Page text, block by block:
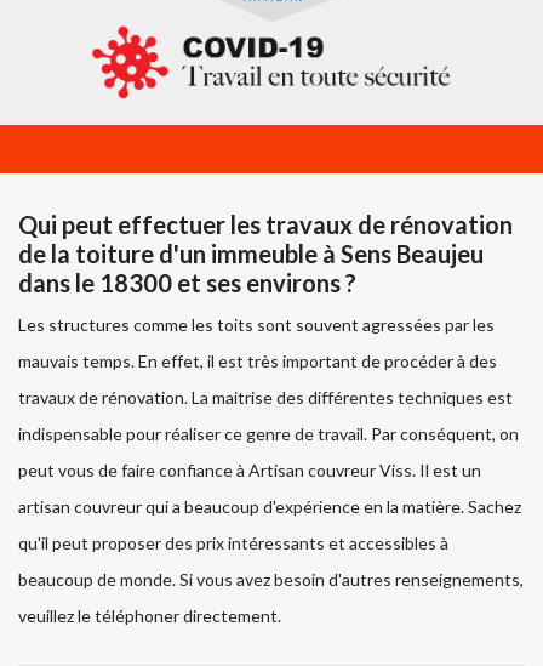
Qui peut effectuer les travaux de rénovation
de la toiture d'un immeuble à Sens Beaujeu
dans le 18300 et ses environs ?
Les structures comme les toits sont souvent agressées par les
mauvais temps. En effet, il est très important de procéder à des
travaux de rénovation. La maitrise des différentes techniques est
indispensable pour réaliser ce genre de travail. Par conséquent, on
peut vous de faire confiance à Artisan couvreur Viss. Il est un
artisan couvreur qui a beaucoup d'expérience en la matière. Sachez
qu'il peut proposer des prix intéressants et accessibles à
beaucoup de monde. Si vous avez besoin d'autres renseignements,
veuillez le téléphoner directement.